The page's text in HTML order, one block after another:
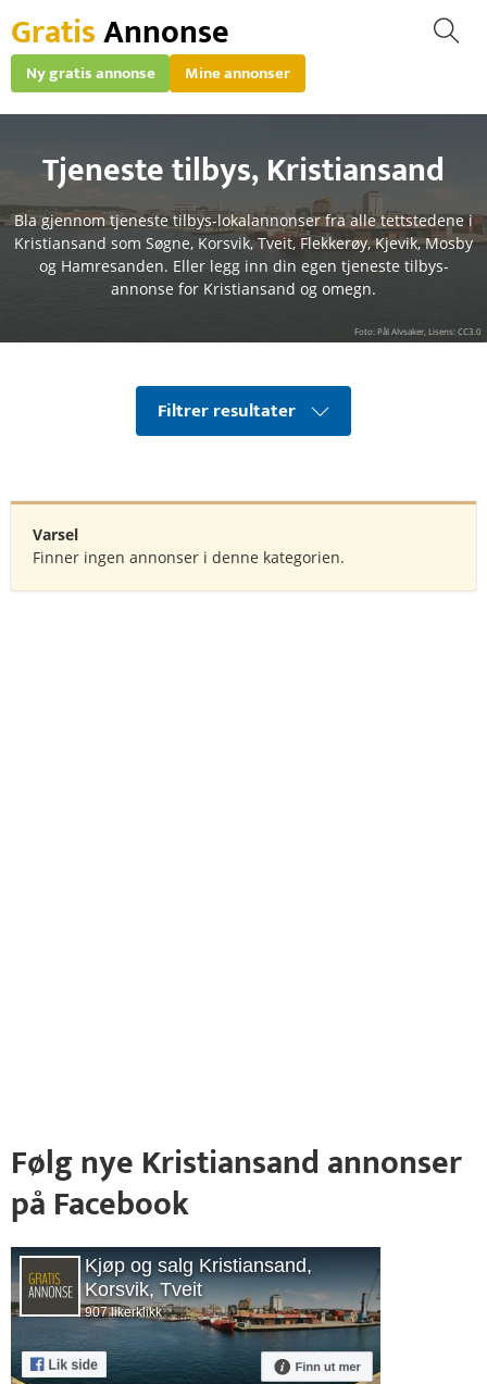
GratisAnnonse
Ny gratis annonse Mine annonser
Tjeneste tilbys,Kristiansand
Bla gjennom tjeneste tilbys-lokalannonser fra alle tettstedene i
Kristiansand som Søgne, Korsvik, Tveit, Flekkerøy, Kjevik, Mosby
og Hamresanden. Eller legg inn din egen tjeneste tilbys-
annonse for Kristiansand og omegn.
Foto: Pål Alvsaker, Lisens: CC3.0
Filtrer resultater
Varsel
Finner ingen annonser i denne kategorien.
Følg nye Kristiansand annonser
på Facebook
Kjøp og salg Kristiansand,
Korsvik, Tveit
907 likerklikk